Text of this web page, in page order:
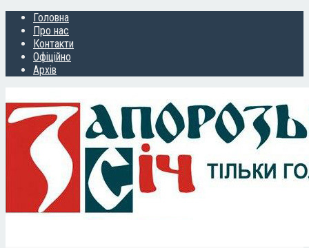
Головна
Про нас
Контакти
Офіційно
Архів